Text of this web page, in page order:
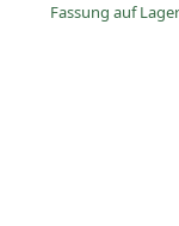
Fassung auf Lager